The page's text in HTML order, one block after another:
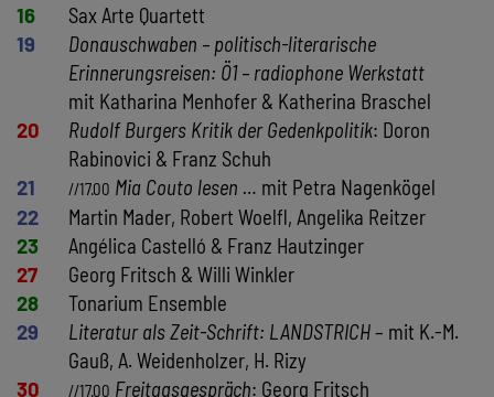
16
Sax Arte Quartett
19
Donauschwaben – politisch-literarische
Erinnerungsreisen: Ö1 – radiophone Werkstatt
mit Katharina Menhofer & Katherina Braschel
20
Rudolf Burgers Kritik der Gedenkpolitik: Doron
Rabinovici & Franz Schuh
21
//17.00 Mia Couto lesen … mit Petra Nagenkögel
22
Martin Mader, Robert Woelfl, Angelika Reitzer
23
Angélica Castelló & Franz Hautzinger
27
Georg Fritsch & Willi Winkler
28
Tonarium Ensemble
29
Literatur als Zeit-Schrift: LANDSTRICH– mit K.-M.
Gauß, A. Weidenholzer, H. Rizy
30
//17.00 Freitagsgespräch: Georg Fritsch